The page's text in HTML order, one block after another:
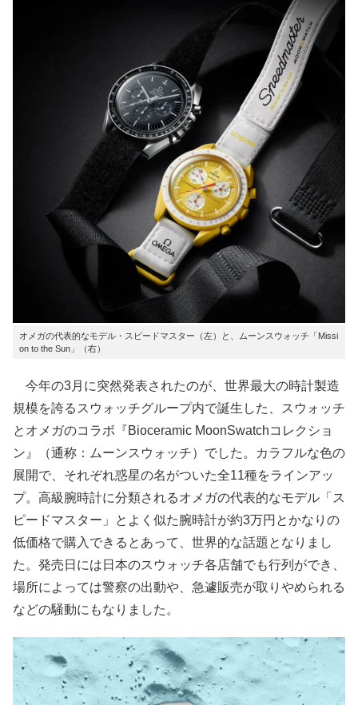
オメガの代表的なモデル・スピードマスター（左）と、ムーンスウォッチ「Missi
on to the Sun」（右）
今年の3月に突然発表されたのが、世界最大の時計製造
規模を誇るスウォッチグループ内で誕生した、スウォッチ
とオメガのコラボ『Bioceramic MoonSwatchコレクショ
ン』（通称：ムーンスウォッチ）でした。カラフルな色の
展開で、それぞれ惑星の名がついた全11種をラインアッ
プ。高級腕時計に分類されるオメガの代表的なモデル「ス
ピードマスター」とよく似た腕時計が約3万円とかなりの
低価格で購入できるとあって、世界的な話題となりまし
た。発売日には日本のスウォッチ各店舗でも行列ができ、
場所によっては警察の出動や、急遽販売が取りやめられる
などの騒動にもなりました。